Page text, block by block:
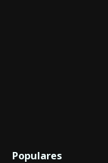
Populares